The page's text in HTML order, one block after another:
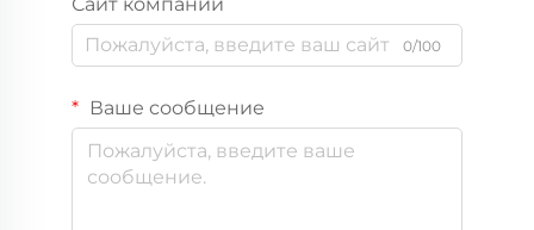
0/100
Ваше сообщение